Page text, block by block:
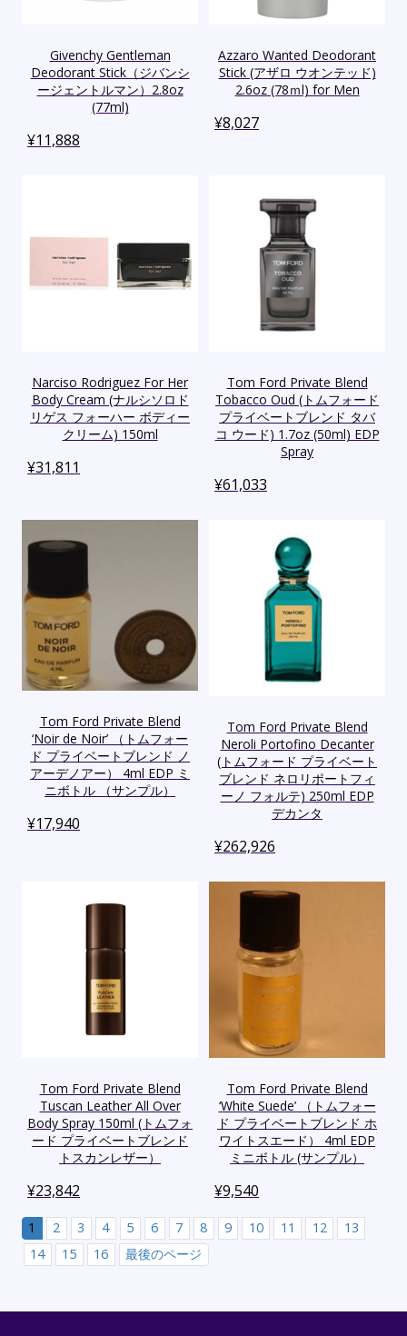
Givenchy Gentleman
Deodorant Stick（ジバンシ
ージェントルマン）2.8oz
(77ml)
¥11,888
Azzaro Wanted Deodorant
Stick (アザロ ウオンテッド)
2.6oz (78ｍl) for Men
¥8,027
Narciso Rodriguez For Her
Body Cream (ナルシソロド
リゲス フォーハー ボディー
クリーム) 150ml
¥31,811
Tom Ford Private Blend
Tobacco Oud (トムフォード
プライベートブレンド タバ
コ ウード) 1.7oz (50ml) EDP
Spray
¥61,033
Tom Ford Private Blend
‘Noir de Noir’ （トムフォー
ド プライベートブレンド ノ
アーデノアー） 4ml EDP ミ
ニボトル （サンプル）
¥17,940
Tom Ford Private Blend
Neroli Portofino Decanter
(トムフォード プライベート
ブレンド ネロリポートフィ
ーノ フォルテ) 250ml EDP
デカンタ
¥262,926
Tom Ford Private Blend
Tuscan Leather All Over
Body Spray 150ml (トムフォ
ード プライベートブレンド
トスカンレザー）
¥23,842
Tom Ford Private Blend
‘White Suede’ （トムフォー
ド プライベートブレンド ホ
ワイトスエード） 4ml EDP
ミニボトル (サンプル）
¥9,540
1 2 3 4 5 6 7 8 9 10 11 12
13
14
15 16 最後のページ